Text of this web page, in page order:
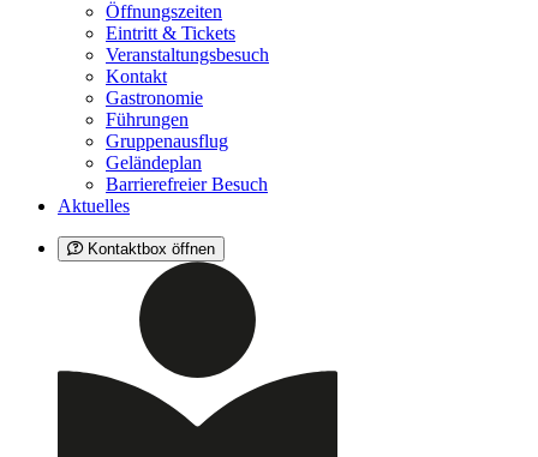
Öffnungszeiten
Eintritt & Tickets
Veranstaltungsbesuch
Kontakt
Gastronomie
Führungen
Gruppenausflug
Geländeplan
Barrierefreier Besuch
Aktuelles
Kontaktbox öffnen